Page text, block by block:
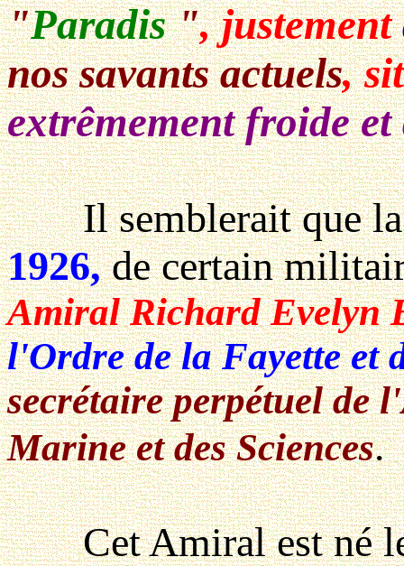
"Paradis ", justement
nos savants actuels,
extrêmement froide et
Il semblerait que la
1926,de certain
Amiral Richard Evelyn
l'Ordre de la Fayette et
secrétaire perpétuel de
Marine et des Sciences.
Cet Amiral est né